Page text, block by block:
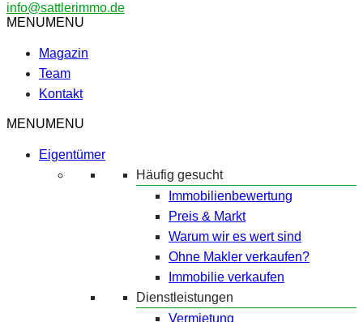
info@sattlerimmo.de
MENUMENU
Magazin
Team
Kontakt
MENUMENU
Eigentümer
Häufig gesucht
Immobilienbewertung
Preis & Markt
Warum wir es wert sind
Ohne Makler verkaufen?
Immobilie verkaufen
Dienstleistungen
Vermietung